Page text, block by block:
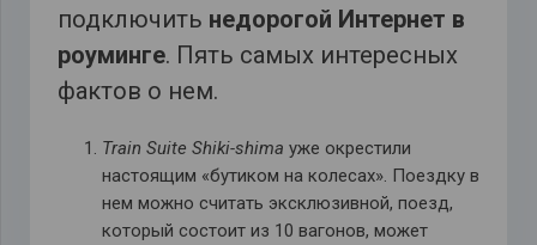
подключить недорогой Интернет в
роуминге. Пять самых интересных
фактов о нем.
Train Suite Shiki-shima уже окрестили
настоящим «бутиком на колесах». Поездку в
нем можно считать эксклюзивной, поезд,
который состоит из 10 вагонов, может